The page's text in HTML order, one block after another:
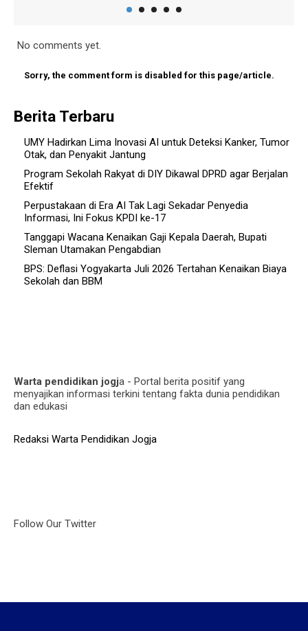
No comments yet.
Sorry, the comment form is disabled for this page/article.
Berita Terbaru
UMY Hadirkan Lima Inovasi AI untuk Deteksi Kanker, Tumor
Otak, dan Penyakit Jantung
Program Sekolah Rakyat di DIY Dikawal DPRD agar Berjalan
Efektif
Perpustakaan di Era AI Tak Lagi Sekadar Penyedia
Informasi, Ini Fokus KPDI ke-17
Tanggapi Wacana Kenaikan Gaji Kepala Daerah, Bupati
Sleman Utamakan Pengabdian
BPS: Deflasi Yogyakarta Juli 2026 Tertahan Kenaikan Biaya
Sekolah dan BBM
Warta pendidikan jogja - Portal berita positif yang
menyajikan informasi terkini tentang fakta dunia pendidikan
dan edukasi
Redaksi Warta Pendidikan Jogja
Follow Our Twitter